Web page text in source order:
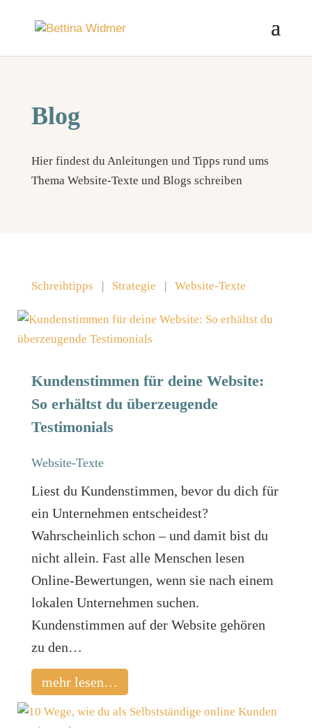
Blog
Hier findest du Anleitungen und Tipps rund ums
Thema Website-Texte und Blogs schreiben
Schreibtipps | Strategie | Website-Texte
Kundenstimmen für deine Website:
So erhältst du überzeugende
Testimonials
Website-Texte
Liest du Kundenstimmen, bevor du dich für
ein Unternehmen entscheidest?
Wahrscheinlich schon – und damit bist du
nicht allein. Fast alle Menschen lesen
Online-Bewertungen, wenn sie nach einem
lokalen Unternehmen suchen.
Kundenstimmen auf der Website gehören
zu den…
mehr lesen…